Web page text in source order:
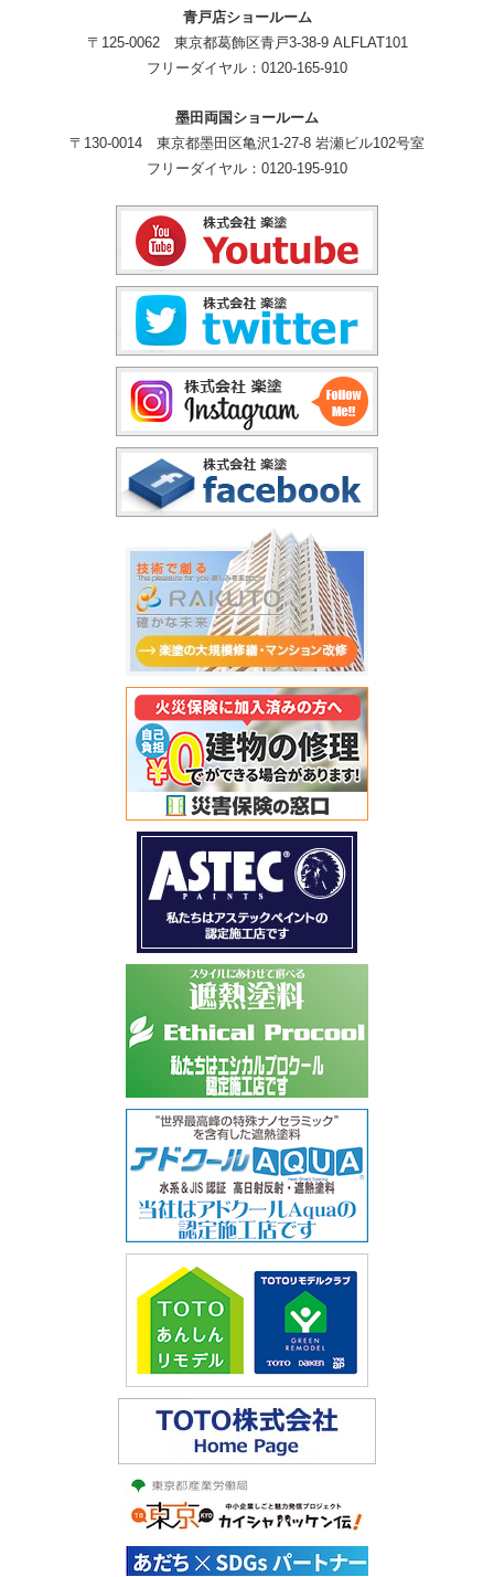
青戸店ショールーム
〒125-0062 東京都葛飾区青戸3-38-9 ALFLAT101
フリーダイヤル：0120-165-910
墨田両国ショールーム
〒130-0014 東京都墨田区亀沢1-27-8 岩瀬ビル102号室
フリーダイヤル：0120-195-910